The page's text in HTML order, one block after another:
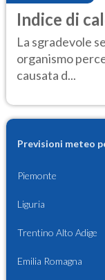
Indice di
La sgradevole
organismo
causata d...
Previsioni meteo
Piemonte
Liguria
Trentino Alto Adige
Emilia Romagna